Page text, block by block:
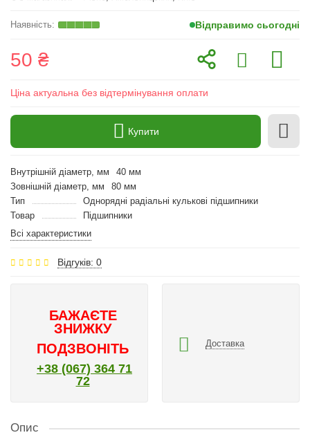
Відправимо сьогодні
50 ₴
Ціна актуальна без відтермінування оплати
Купити
Внутрішній діаметр, мм
40 мм
Зовнішній діаметр, мм
80 мм
Тип
Однорядні радіальні кулькові підшипники
Товар
Підшипники
Всі характеристики
Відгуків: 0
БАЖАЄТЕ
ЗНИЖКУ
ПОДЗВОНІТЬ
+38 (067) 364 71
72
Доставка
Опис